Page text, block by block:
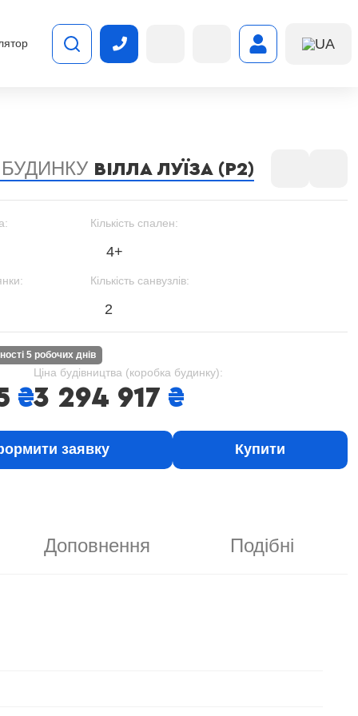
UA
ВІЛЛА ЛУЇЗА (Р2)
Кількість спален:
4+
Кількість санвузлів:
2
5 робочих днів
₴
Ціна будівництва (коробка будинку):
3 294 917 ₴
заявку Купити
Доповнення Подібні